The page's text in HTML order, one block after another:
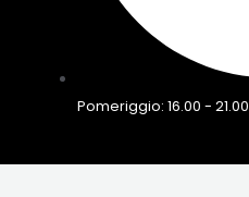
Pomeriggio: 16.00 - 21.00